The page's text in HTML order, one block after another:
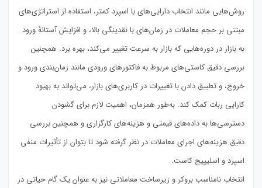
روش‌هایی مانند انتخاب دارایی‌های با اسپرد کمتر، استفاده از استراتژی‌های
مبتنی بر حجم معاملات در زمان‌های با نقدینگی بالا، و افزایش آستانهٔ ورود
به بازار در دوره‌هایی که بازار به سرعت تغییر می‌کند، بهره برد. همچنین
بررسی دقیق کاستی‌های مربوط به فاکتورهای ورودی مانند زمان‌بندی ورود و
خروج، و تطبیق دادن با تغییرات در کاربری‌های بازار، می‌تواند به بهبود
کارایی ربات کمک کند. به‌طور همزمان، اهمیت لازم برای گشودن
دسترسی‌ها به داده‌های قیمتی و هزینه‌های کارگزاری و همچنین بررسی
دقیق هزینه‌های اجرای معاملات در نظر گرفته شود تا بتوان از تأثیرات منفی
اسپرد و اسلیپیج کاست.
انتخاب نامناسب بروکر و زیرساخت معاملاتی نیز به عنوان یک گام حیاتی در